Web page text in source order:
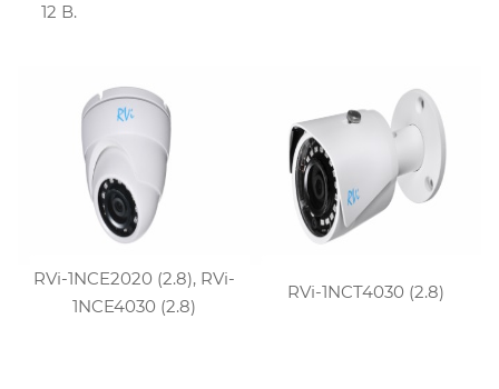
12 В.
RVi-1NCE2020 (2.8), RVi-
1NCE4030 (2.8)
RVi-1NCT4030 (2.8)